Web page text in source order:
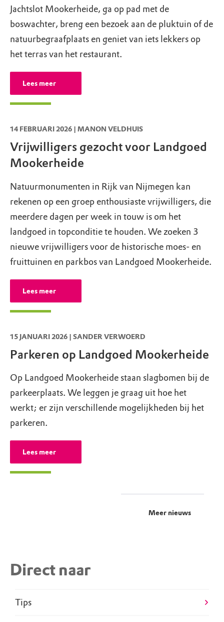
cultureel erfgoed. Behoud van het
(archeologisch) bodemarchief hoort
daarbij. Zoeken met een metaaldetector en
magneetvissen is daarom niet toegestaan in
onze gebieden.
excursieboswachter maximaal 12 personen
mee op een mooie tocht over het landgoed.
Hierbij komt alles aan bod: van de
historische kassen, de boomboeketten en
uiteraard ook het historisch deel van het
jachtslot. Een rondleiding duurt 1,5 tot 2
uur. Deze groepsexcursie kun je aanvragen
volgende aan: de voorkeursdatum, de
gewenste aanvangstijd, de groepsgrootte.
De kosten van deze groepsexcursie zijn €
Per 12 januari 2026: parkeerbijdrage
Op de parkeerplaats van Landgoed
Mookerheide aan de Heumensebaan vraagt
Natuurmonumenten vanaf 12 januari 2026
een bijdrage voor niet-leden die met de auto
Natuurmonumenten parkeren gratis, je kunt
vrijwilligerspas. Meer hierover vind je op:
https://www.natuurmonumenten.nl/de-
natuur-in/parkeerbijdrage
Jachtslot Mookerheide, ga op pad met de
boswachter, breng een bezoek aan de pluktuin of de
natuurbegraafplaats en geniet van iets lekkers op
het terras van het restaurant.
Lees meer
14 FEBRUARI 2026 | MANON VELDHUIS
Vrijwilligers gezocht voor Landgoed
Mookerheide
Natuurmonumenten in Rijk van Nijmegen kan
rekenen op een groep enthousiaste vrijwilligers, die
meerdere dagen per week in touw is om het
landgoed in topconditie te houden. We zoeken 3
nieuwe vrijwilligers voor de historische moes- en
fruittuinen en parkbos van Landgoed Mookerheide.
Lees meer
15 JANUARI 2026 | SANDER VERWOERD
Parkeren op Landgoed Mookerheide
Op Landgoed Mookerheide staan slagbomen bij de
parkeerplaats. We leggen je graag uit hoe het
werkt; er zijn verschillende mogelijkheden bij het
parkeren.
Lees meer
Meer nieuws
Direct naar
Tips